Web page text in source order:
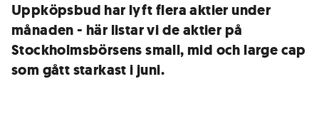
Uppköpsbud har lyft flera aktier under
månaden - här listar vi de aktier på
Stockholmsbörsens small, mid och large cap
som gått starkast i juni.